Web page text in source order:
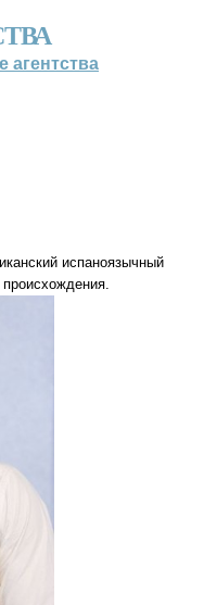
агентства
испаноязычный